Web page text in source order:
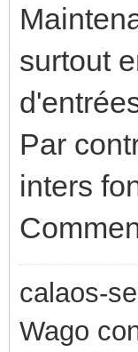
surtout
Par
inters
calaos-
Wago